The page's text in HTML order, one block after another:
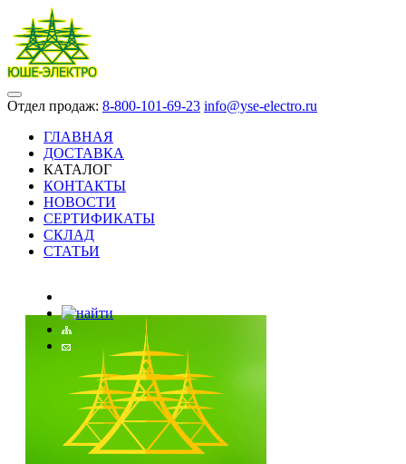
Отдел продаж: 8-800-101-69-23 info@yse-electro.ru
ГЛАВНАЯ
ДОСТАВКА
КАТАЛОГ
КОНТАКТЫ
НОВОСТИ
СЕРТИФИКАТЫ
СКЛАД
СТАТЬИ